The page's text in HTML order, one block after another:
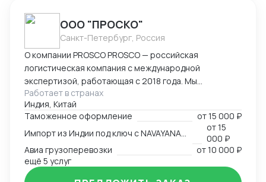
ООО "ПРОСКО"
Санкт-Петербург, Россия
О компании PROSCO PROSCO — российская
логистическая компания с международной
экспертизой, работающая с 2018 года. Мы
предоставляем полный цикл логистических и
внешнеэкономических услуг: от международных
перевозок и таможенного оформления до
сопровождения и контрактной логистики. Основные
направления работы: международные перевозки
(авиа, авто, море, ж/д); складская логистика и
таможенное оформление; сопровождение ВЭД и
Работает в странах
Индия, Китай
Таможенное оформление
от15 000 ₽
от15
000 ₽
Авиа грузоперевозки
от10 000 ₽
ещё 5 услуг